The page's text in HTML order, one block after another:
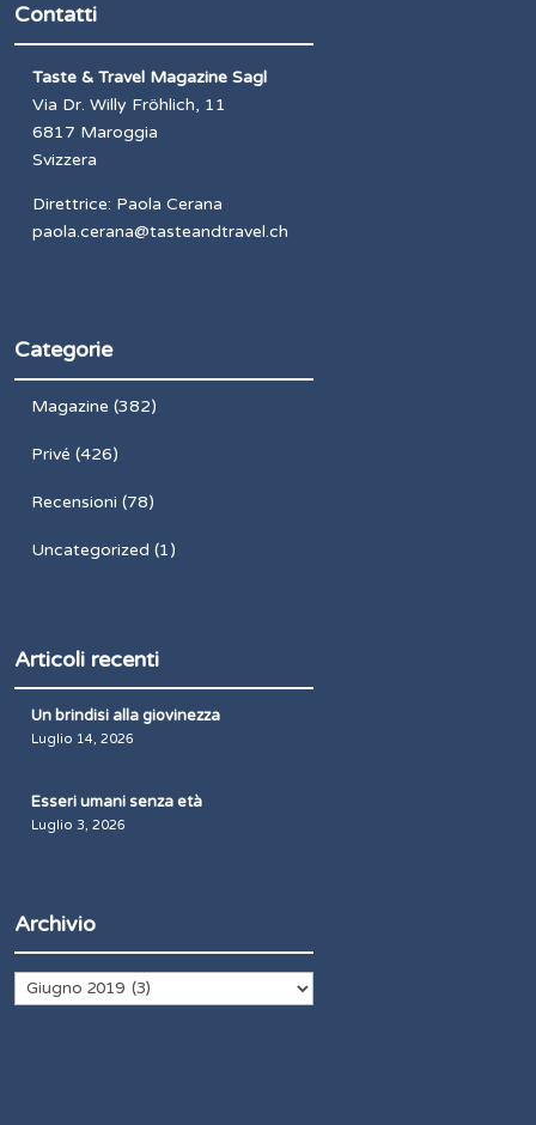
Contatti
Taste & Travel Magazine Sagl
Via Dr. Willy Fröhlich, 11
6817 Maroggia
Svizzera
Direttrice: Paola Cerana
paola.cerana@tasteandtravel.ch
Categorie
Magazine (382)
Privé (426)
Recensioni (78)
Uncategorized (1)
Articoli recenti
Un brindisi alla giovinezza
Luglio 14, 2026
Esseri umani senza età
Luglio 3, 2026
Archivio